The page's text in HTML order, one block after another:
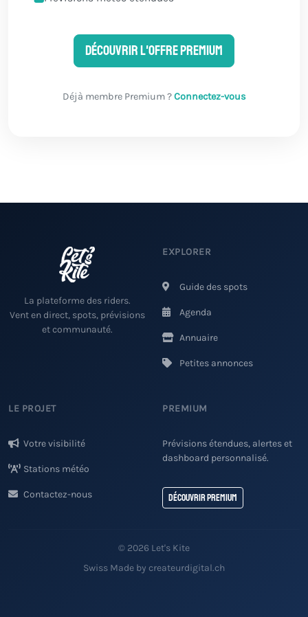
Découvrir l'offre Premium
Déjà membre Premium ?Connectez-vous
La plateforme des riders.
Vent en direct, spots, prévisions
et communauté.
EXPLORER
Guide des spots
Agenda
Annuaire
Petites annonces
LE PROJET
Votre visibilité
Stations météo
Contactez-nous
PREMIUM
Prévisions étendues, alertes et
dashboard personnalisé.
Découvrir Premium
© 2026 Let's Kite
Swiss Made by createurdigital.ch